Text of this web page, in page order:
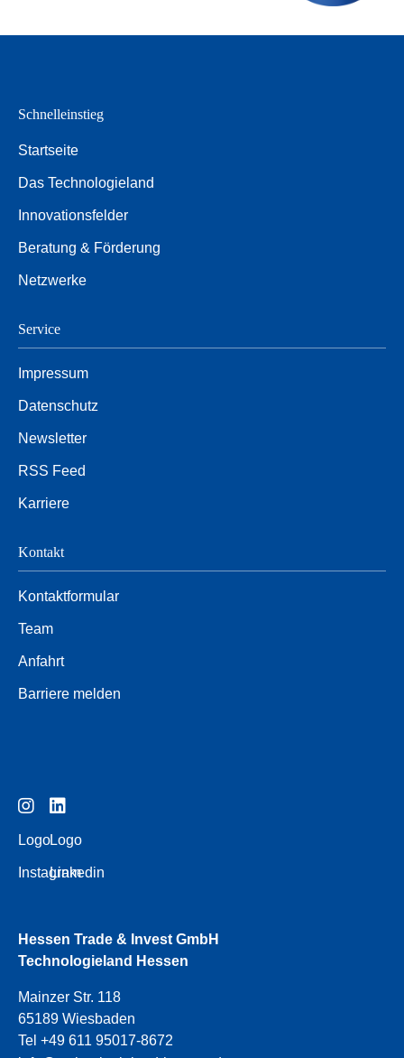
Schnelleinstieg
Startseite
Das Technologieland
Innovationsfelder
Beratung & Förderung
Netzwerke
Service
Impressum
Datenschutz
Newsletter
RSS Feed
Karriere
Kontakt
Kontaktformular
Team
Anfahrt
Barriere melden
Logo
Instagram
Logo
Linkedin
Hessen Trade & Invest GmbH
Technologieland Hessen
Mainzer Str. 118
65189 Wiesbaden
Tel +49 611 95017-8672